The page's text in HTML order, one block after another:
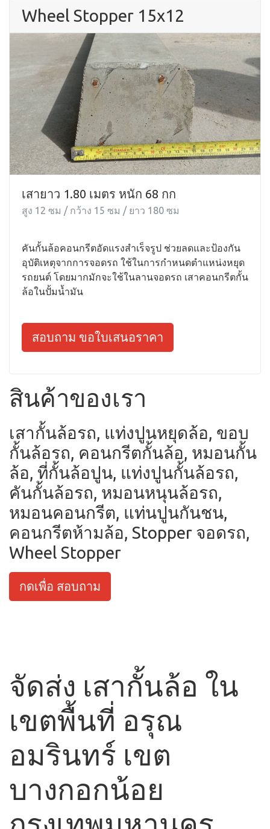
Wheel Stopper 15x12
เสายาว 1.80 เมตร หนัก 68 กก
สูง 12 ซม / กว้าง 15 ซม / ยาว 180 ซม
คันกั้นล้อคอนกรีตอัดแรงสำเร็จรูป ช่วยลดและป้องกัน
อุบัติเหตุจากการจอดรถ ใช้ในการกำหนดตำแหน่งหยุด
รถยนต์ โดยมากมักจะใช้ในลานจอดรถ เสาคอนกรีตกั้น
ล้อในปั้มน้ำมัน
สอบถาม ขอใบเสนอราคา
สินค้าของเรา
เสากั้นล้อรถ, แท่งปูนหยุดล้อ, ขอบ
กั้นล้อรถ, คอนกรีตกั้นล้อ, หมอนกั้น
ล้อ, ที่กั้นล้อปูน, แท่งปูนกั้นล้อรถ,
คันกั้นล้อรถ, หมอนหนุนล้อรถ,
หมอนคอนกรีต, แท่นปูนกันชน,
คอนกรีตห้ามล้อ, Stopper จอดรถ,
Wheel Stopper
กดเพื่อ สอบถาม
จัดส่ง เสากั้นล้อ ใน
เขตพื้นที่ อรุณ
อมรินทร์ เขต
บางกอกน้อย